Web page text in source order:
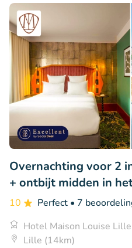
Overnachting voor 2
+ ontbijt midden in
10 Perfect • 7
Hotel Maison Louise
Lille (14km)